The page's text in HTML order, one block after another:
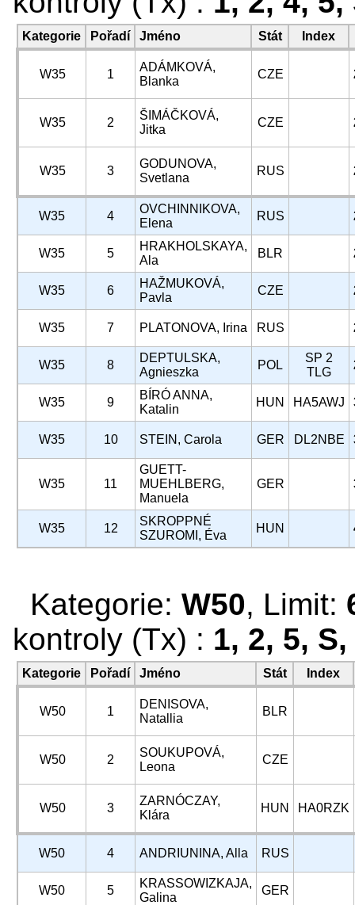
Kategorie Pořadí Jméno Stát Index
W35 1
ADÁMKOVÁ,
Blanka
CZE
W35 2
ŠIMÁČKOVÁ,
Jitka
CZE
W35 3
GODUNOVA,
Svetlana
RUS
W35 4
OVCHINNIKOVA,
Elena
RUS
W35 5
HRAKHOLSKAYA,
Ala
BLR
W35 6
HAŽMUKOVÁ,
Pavla
CZE
W35 7 PLATONOVA, Irina RUS
W35 8
DEPTULSKA,
Agnieszka
POL
SP 2
TLG
W35 9
BÍRÓ ANNA,
Katalin
HUN HA5AWJ
W35 10 STEIN, Carola GER DL2NBE
W35 11
GUETT-
MUEHLBERG,
Manuela
GER
W35 12
SKROPPNÉ
SZUROMI, Éva
HUN
Kategorie: W50, Limit:
kontroly (Tx) : 1, 2, 5, S,
Kategorie Pořadí Jméno Stát Index
W50 1
DENISOVA,
Natallia
BLR
W50 2
SOUKUPOVÁ,
Leona
CZE
W50 3
ZARNÓCZAY,
Klára
HUN HA0RZK
W50 4 ANDRIUNINA, Alla RUS
W50 5
KRASSOWIZKAJA,
Galina
GER